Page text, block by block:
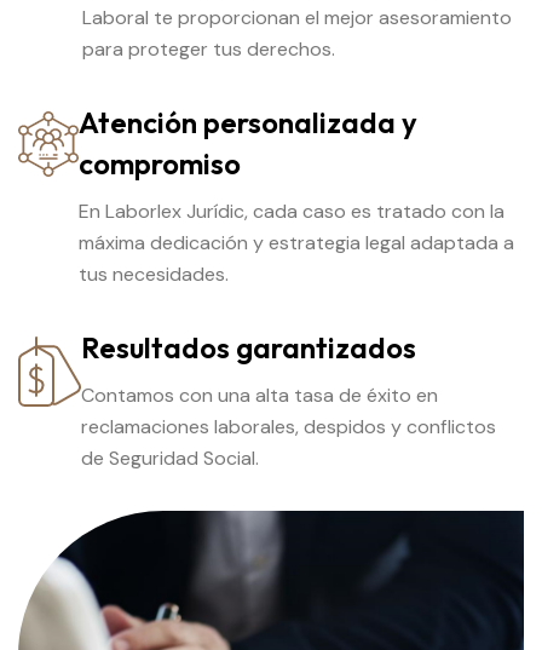
Laboral te proporcionan el mejor asesoramiento
para proteger tus derechos.
Atención personalizada y
compromiso
En Laborlex Jurídic, cada caso es tratado con la
máxima dedicación y estrategia legal adaptada a
tus necesidades.
Resultados garantizados
Contamos con una alta tasa de éxito en
reclamaciones laborales, despidos y conflictos
de Seguridad Social.